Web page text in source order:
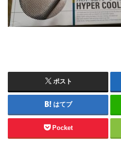
ポスト
はてブ
Pocket